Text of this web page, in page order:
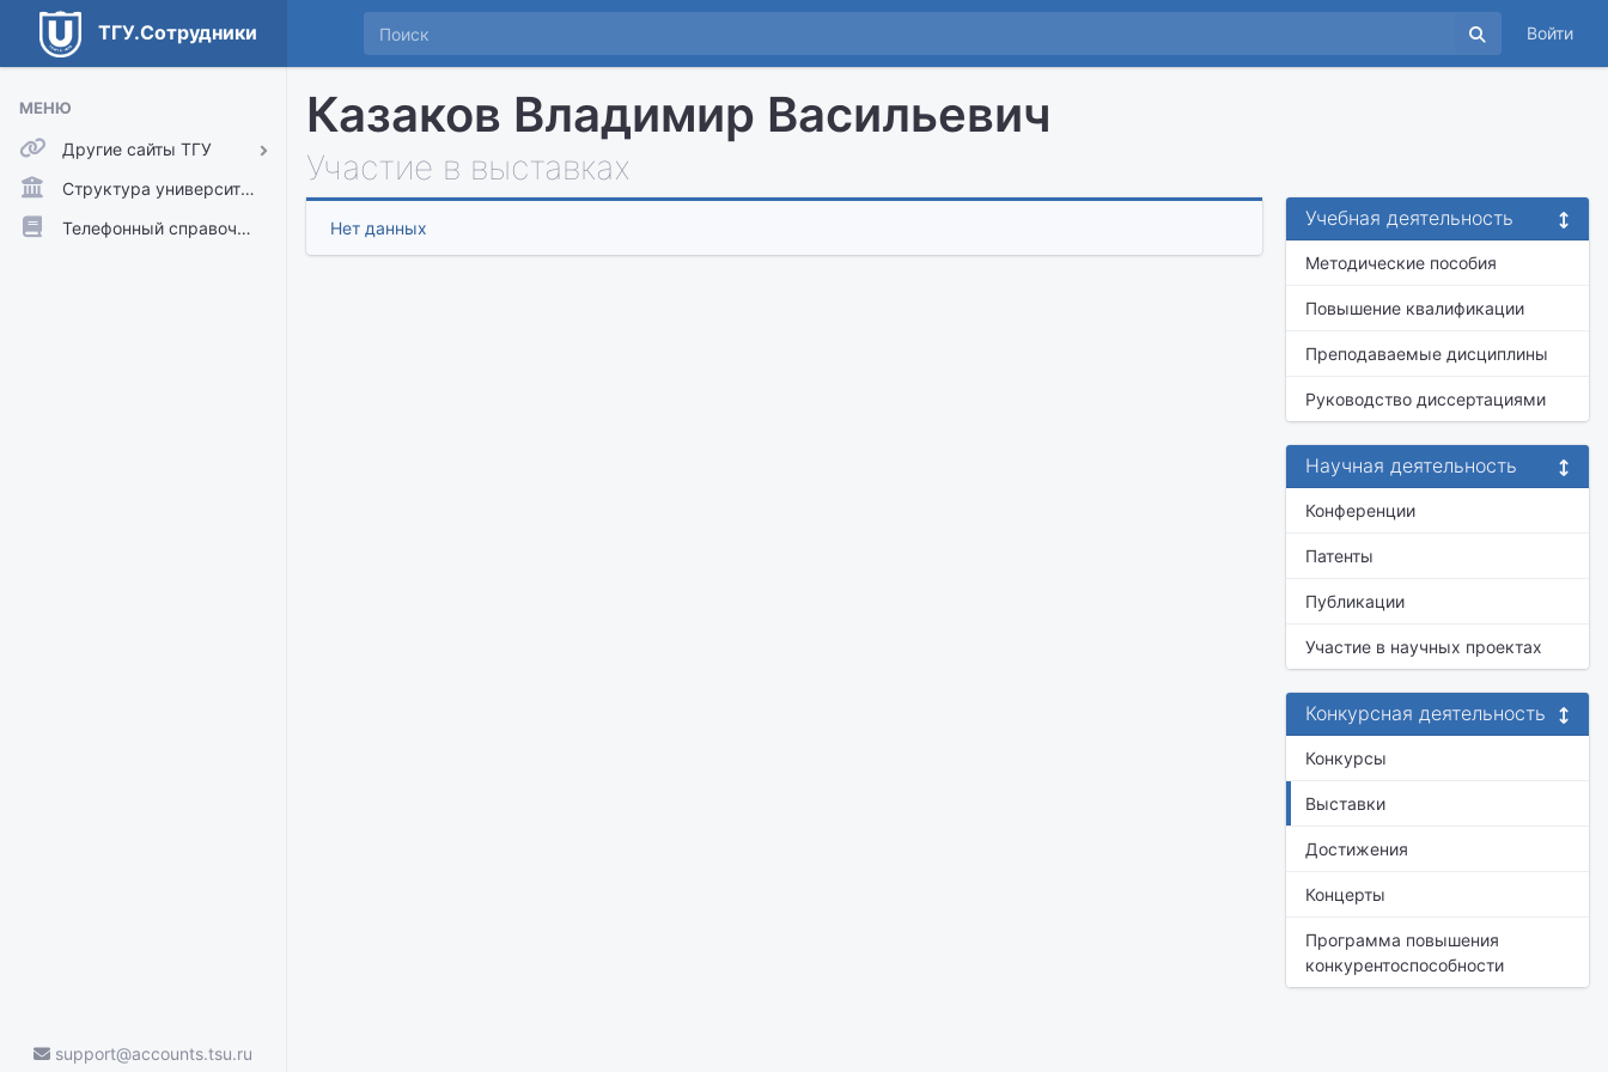
ТГУ.Сотрудники Войти
МЕНЮ
Другие сайты ТГУ
ТГУ.Аккаунты
ТГУ.Расписание
Структура университета
Телефонный справочник
support@accounts.tsu.ru
Казаков Владимир Васильевич
Участие в выставках
Нет данных Учебная деятельность
Методические пособия
Повышение квалификации
Преподаваемые дисциплины
Руководство диссертациями
Научная деятельность
Конференции
Патенты
Публикации
Участие в научных проектах
Конкурсная деятельность
Конкурсы
Выставки
Достижения
Концерты
Программа повышения
конкурентоспособности